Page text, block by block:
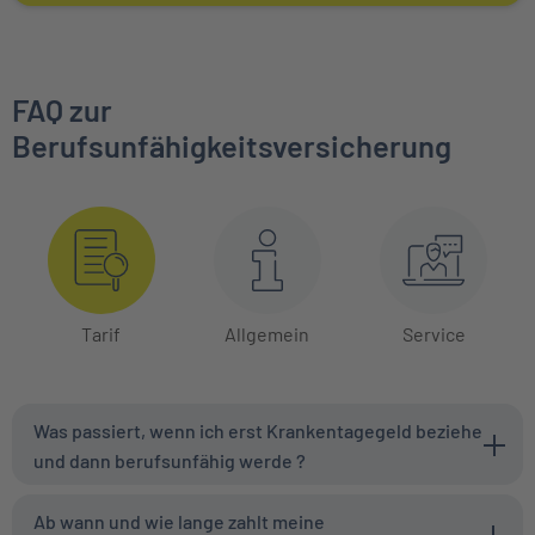
FAQ zur
Berufsunfähigkeitsversicherung
Tarif Allgemein Service
Was passiert, wenn ich erst Krankentagegeld beziehe
und dann berufsunfähig werde ?
Ab wann und wie lange zahlt meine